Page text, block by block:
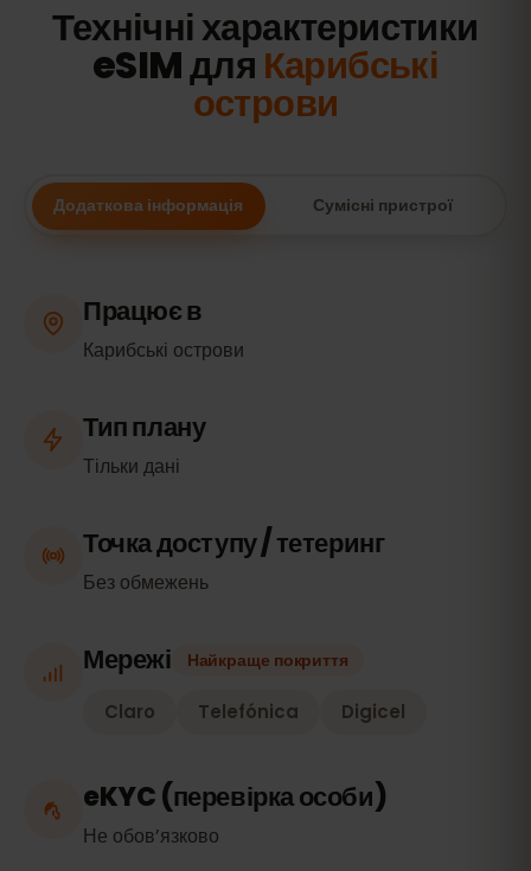
Технічні характеристики
eSIM для Карибські
острови
Додаткова інформація Сумісні пристрої
Працює в
Карибські острови
Тип плану
Тільки дані
Точка доступу / тетеринг
Без обмежень
Мережі Найкраще покриття
Claro Telefónica Digicel
eKYC (перевірка особи)
Не обов’язково